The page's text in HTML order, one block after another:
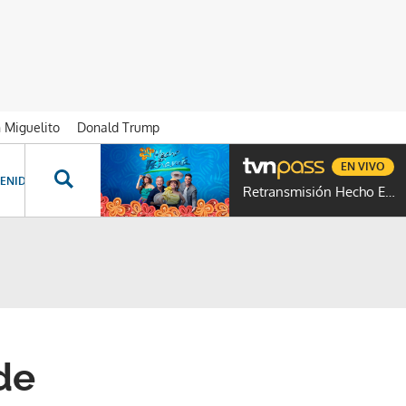
Miguelito Donald Trump
ESPECIALES NOVELAS PROGRAMAS GENTE TVN
Retransmisión Hecho En Panamá
EN VIVO